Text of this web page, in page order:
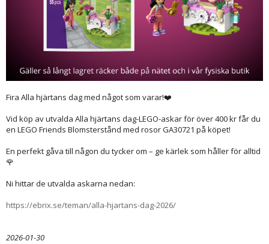
Fira Alla hjärtans dag med något som varar!❤️
Vid köp av utvalda Alla hjärtans dag-LEGO-askar för över 400 kr får du
en LEGO Friends Blomsterstånd med rosor GA30721 på köpet!
En perfekt gåva till någon du tycker om – ge kärlek som håller för alltid
🌹
Ni hittar de utvalda askarna nedan:
https://ebrix.se/teman/alla-hjartans-dag-2026/
2026-01-30